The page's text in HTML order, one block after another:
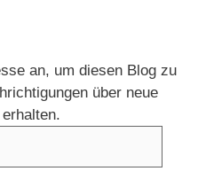
an, um diesen Blog zu
über neue